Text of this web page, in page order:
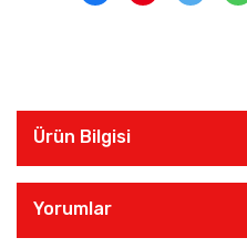
Ürün Bilgisi
Yorumlar